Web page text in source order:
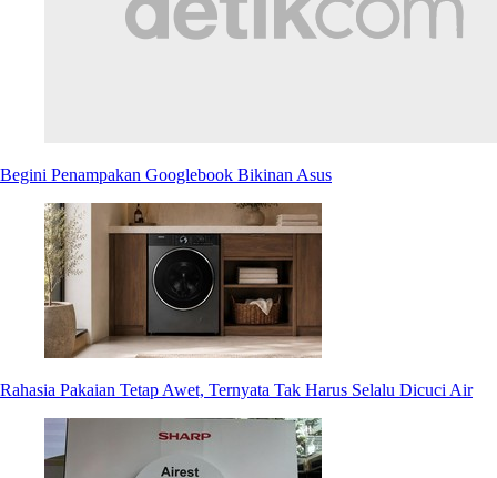
Begini Penampakan Googlebook Bikinan Asus
Rahasia Pakaian Tetap Awet, Ternyata Tak Harus Selalu Dicuci Air